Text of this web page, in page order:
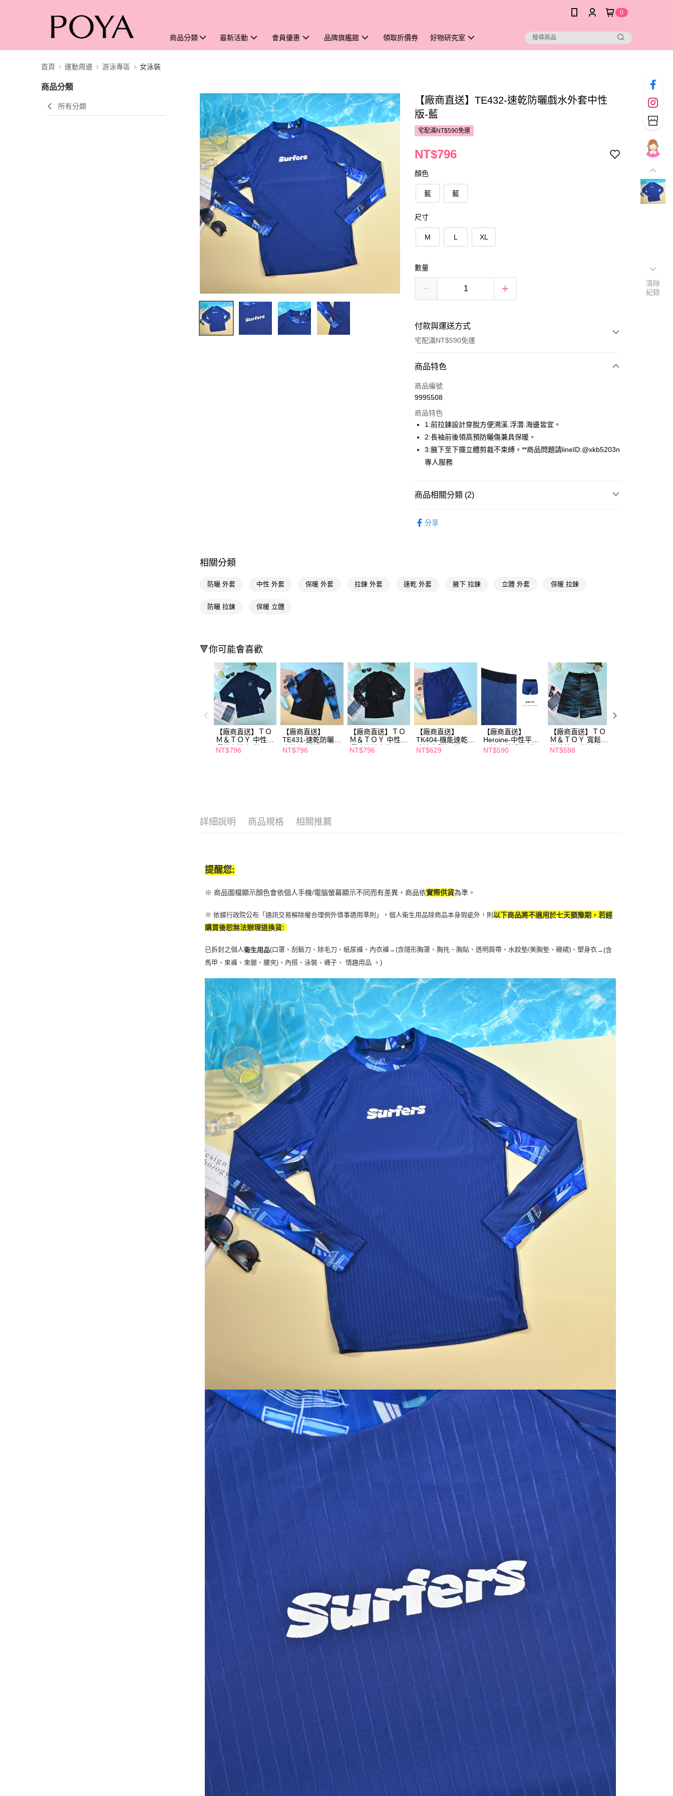
0
商品分類 最新活動 會員優惠 品牌旗艦館 領取折價券 好物研究室
首頁 運動周邊 游泳專區 女泳裝
商品分類
所有分類
【廠商直送】TE432-速乾防曬戲水外套中性
版-藍
宅配滿NT$590免運
NT$796
顏色
藍 藍
尺寸
M L XL
數量
付款與運送方式
宅配滿NT$590免運
付款方式
POYA支付
LINE Pay
Apple Pay
街口支付
Google Pay
相關說明
３．安心：先確認商品／服務後，再付款。
絡購買商品的店家。未經商家同意取消之訂單仍視為有效，需透過AFTEE
先享後付繳納相關費用。
※ 交易是否成功請以「AFTEE先享後付 」之結帳頁面顯示為準，若有關於
是否繳費成功／繳費後需取消欲退款等相關疑問，請聯繫「AFTEE先享後
付客戶支援中心」https://netprotections.freshdesk.com/support/home
【注意事項】
１．透過由恩沛科技股份有限公司提供之「AFTEE先享後付」服務完成之
交易，需依本服務之必要範圍內提供個人資料，並將交易相關給付款項請
求債權轉讓予恩沛科技股份有限公司。
２．關於個人資料處理事宜，請瀏覽以下網址：
每筆NT$100，滿NT$590(含以上)免運費
商品特色
商品編號
9995508
商品特色
1:前拉鍊設計穿脫方便溯溪.浮潛.海邊皆宜。
2:長袖前後領高預防曬傷兼具保暖。
3:腋下至下擺立體剪裁不束縛。**商品問題請lineID:@xkb5203n
專人服務
商品相關分類 (2)
分享
相關分類
防曬 外套 中性 外套 保暖 外套 拉鍊 外套 速乾 外套 腋下 拉鍊 立體 外套 保暖 拉鍊
防曬 拉鍊 保暖 立體
🔻你可能會喜歡
【廠商直送】ＴＯ
Ｍ＆ＴＯＹ 中性防
曬戲水外套-藍
NT$796
【廠商直送】
TE431-速乾防曬戲
水外套中性版-黑
NT$796
【廠商直送】ＴＯ
Ｍ＆ＴＯＹ 中性防
曬速乾戲水外套-黑
NT$796
【廠商直送】
TK404-機能速乾及
膝褲寬鬆版-藍
NT$629
【廠商直送】
Heroine-中性平口
內褲幽藍浮紋-藍-
多尺寸任選
NT$590
【廠商直送】ＴＯ
Ｍ＆ＴＯＹ 寬鬆機
能速乾及膝褲-藍
NT$598
詳細說明 商品規格 相關推薦
提醒您:
※ 商品圖檔顯示顏色會依個人手機/電腦螢幕顯示不同而有差異，商品依實際供貨為準。
※ 依據行政院公布「通訊交易解除權合理例外情事適用準則」，個人衛生用品除商品本身瑕疵外，則以下商品將不適用於七天猶豫期，若經
購買後恕無法辦理退換貨:
已拆封之個人衛生用品(口罩、刮鬍刀、除毛刀、紙尿褲、內衣褲→(含隱形胸罩、胸扥、胸貼、透明肩帶、水餃墊/美胸墊、襯裙)、塑身衣→(含
馬甲、束褲、束腿、腰夾) 、內搭、泳裝、襪子、 情趣用品 。)
清除
紀錄